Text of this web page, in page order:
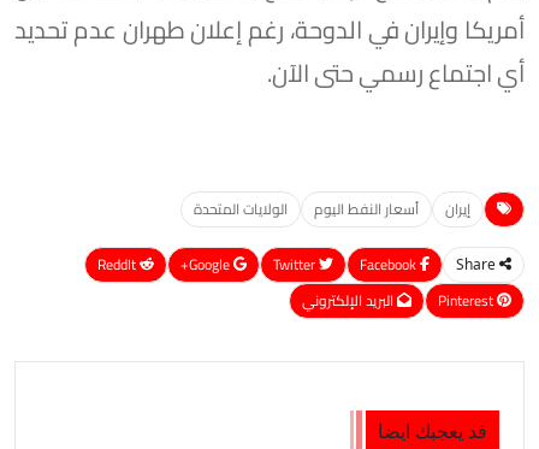
أمريكا وإيران في الدوحة، رغم إعلان طهران عدم تحديد
أي اجتماع رسمي حتى الآن.
إيران أسعار النفط اليوم الولايات المتحدة
Share
Google+
ReddIt
Pinterest
البريد الإلكتروني
قد يعجبك ايضا